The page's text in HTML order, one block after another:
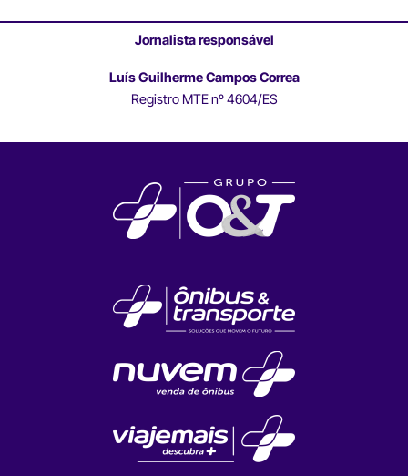
Jornalista responsável
Luís Guilherme Campos Correa
Registro MTE nº 4604/ES